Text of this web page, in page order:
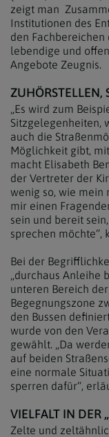
zeigt man
Institutionen des
den
lebendige und
Angebote Zeugnis.
ZUHÖRSTELLEN,
„Es wird zum
Sitzgelegenheiten,
auch die
Möglichkeit gibt,
macht Elisabeth
der Vertreter der
wenig so, wie mein
mir einen
sein und bereit
sprechen möchte“,
Bei der
„durchaus Anleihe
unteren Bereich
Begegnungszone
den Bussen
wurde von den
gewählt. „Da
auf beiden
eine normale
sperren dafür“,
VIELFALT IN DER
Zelte und